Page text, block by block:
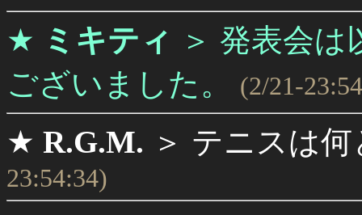
★ ミキティ ＞ 発表会は
ございました。
(2/21-
★ R.G.M. ＞ テニスは
23:54:34)